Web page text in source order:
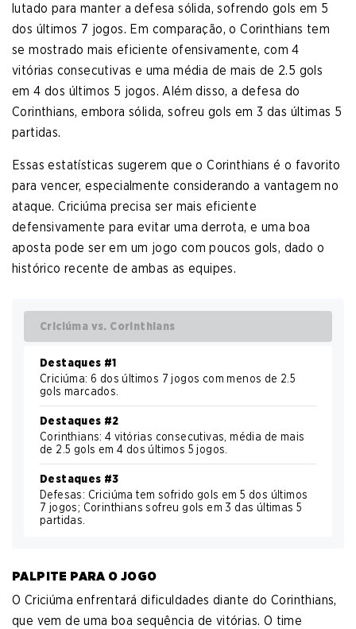
lutado para manter a defesa sólida, sofrendo gols em 5
dos últimos 7 jogos. Em comparação, o Corinthians tem
se mostrado mais eficiente ofensivamente, com 4
vitórias consecutivas e uma média de mais de 2.5 gols
em 4 dos últimos 5 jogos. Além disso, a defesa do
Corinthians, embora sólida, sofreu gols em 3 das últimas 5
partidas.
Essas estatísticas sugerem que o Corinthians é o favorito
para vencer, especialmente considerando a vantagem no
ataque. Criciúma precisa ser mais eficiente
defensivamente para evitar uma derrota, e uma boa
aposta pode ser em um jogo com poucos gols, dado o
histórico recente de ambas as equipes.
Criciúma vs. Corinthians
Destaques #1
Criciúma: 6 dos últimos 7 jogos com menos de 2.5
gols marcados.
Destaques #2
Corinthians: 4 vitórias consecutivas, média de mais
de 2.5 gols em 4 dos últimos 5 jogos.
Destaques #3
Defesas: Criciúma tem sofrido gols em 5 dos últimos
7 jogos; Corinthians sofreu gols em 3 das últimas 5
partidas.
PALPITE PARA O JOGO
O Criciúma enfrentará dificuldades diante do Corinthians,
que vem de uma boa sequência de vitórias. O time